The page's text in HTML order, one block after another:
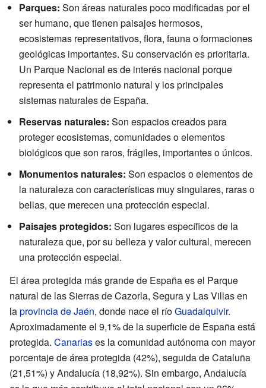
Parques: Son áreas naturales poco modificadas por el
ser humano, que tienen paisajes hermosos,
ecosistemas representativos, flora, fauna o formaciones
geológicas importantes. Su conservación es prioritaria.
Un Parque Nacional es de interés nacional porque
representa el patrimonio natural y los principales
sistemas naturales de España.
Reservas naturales: Son espacios creados para
proteger ecosistemas, comunidades o elementos
biológicos que son raros, frágiles, importantes o únicos.
Monumentos naturales: Son espacios o elementos de
la naturaleza con características muy singulares, raras o
bellas, que merecen una protección especial.
Paisajes protegidos: Son lugares específicos de la
naturaleza que, por su belleza y valor cultural, merecen
una protección especial.
El área protegida más grande de España es el Parque
natural de las Sierras de Cazorla, Segura y Las Villas en
laprovincia de Jaén, donde nace el ríoGuadalquivir.
Aproximadamente el 9,1% de la superficie de España está
protegida. Canariases la comunidad autónoma con mayor
porcentaje de área protegida (42%), seguida de Cataluña
(21,51%) y Andalucía (18,92%). Sin embargo, Andalucía